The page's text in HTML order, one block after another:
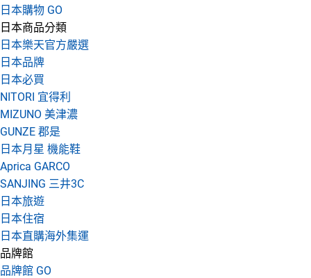
日本購物 GO
日本商品分類
日本樂天官方嚴選
日本品牌
日本必買
NITORI 宜得利
MIZUNO 美津濃
GUNZE 郡是
日本月星 機能鞋
Aprica GARCO
SANJING 三井3C
日本旅遊
日本住宿
日本直購海外集運
品牌館
品牌館 GO